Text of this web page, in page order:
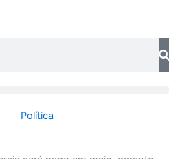
Política